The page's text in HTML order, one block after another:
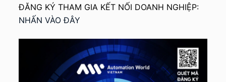
ĐĂNG KÝ THAM GIA KẾT NỐI DOANH NGHIỆP:
NHẤN VÀO ĐÂY